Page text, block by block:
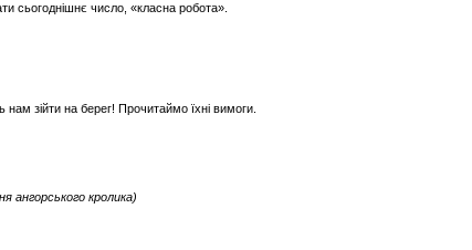
сьогоднішнє число, «класна робота».
зійти на берег! Прочитаймо їхні вимоги.
ангорського кролика)